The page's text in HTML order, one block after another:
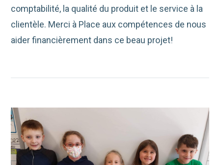
comptabilité, la qualité du produit et le service à la
clientèle. Merci à Place aux compétences de nous
aider financièrement dans ce beau projet!